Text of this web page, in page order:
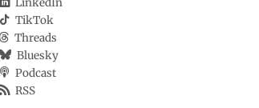
TikTok
Threads
Bluesky
Podcast
RSS